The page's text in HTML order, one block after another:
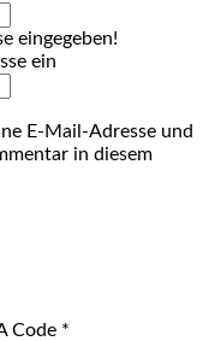
eingegeben!
ein
E-Mail-Adresse und
in diesem
Code *